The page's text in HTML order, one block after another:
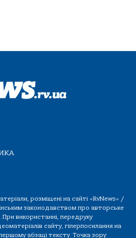
розміщені на сайті «RvNews» /
законодавством про авторське
При використанні, передруку
сайту, гіперпосилання на
абзаці тексту. Точка зору